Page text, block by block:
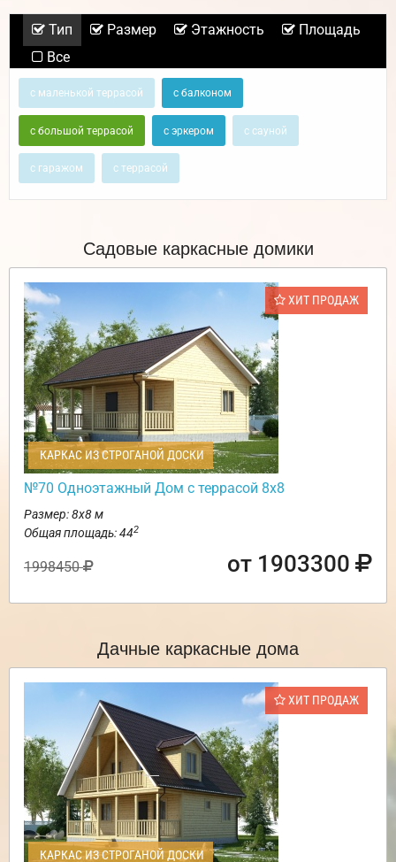
Тип Размер Этажность
Площадь
Все
с маленькой террасой с балконом
с большой террасой с эркером с сауной
с гаражом с террасой
Садовые каркасные домики
ХИТ ПРОДАЖ
КАРКАС ИЗ СТРОГАНОЙ ДОСКИ
№70 Одноэтажный Дом с террасой 8х8
Размер: 8х8 м
Общая площадь: 442
1998450 от 1903300
Дачные каркасные дома
ХИТ ПРОДАЖ
КАРКАС ИЗ СТРОГАНОЙ ДОСКИ